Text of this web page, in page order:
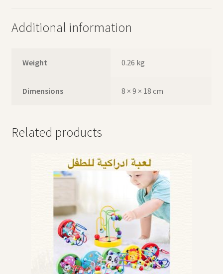
Additional information
Weight 0.26 kg
Dimensions 8 × 9 × 18 cm
Related products